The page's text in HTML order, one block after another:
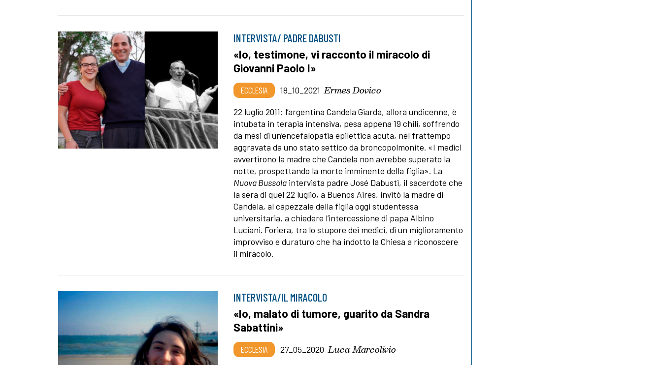
INTERVISTA/ PADRE DABUSTI
«Io, testimone, vi racconto il miracolo di
Giovanni Paolo I»
ECCLESIA 18_10_2021 Ermes Dovico
22 luglio 2011: l’argentina Candela Giarda, allora undicenne, è
intubata in terapia intensiva, pesa appena 19 chili, soffrendo
da mesi di un’encefalopatia epilettica acuta, nel frattempo
aggravata da uno stato settico da broncopolmonite. «I medici
avvertirono la madre che Candela non avrebbe superato la
notte, prospettando la morte imminente della figlia». La
Nuova Bussola intervista padre José Dabusti, il sacerdote che
la sera di quel 22 luglio, a Buenos Aires, invitò la madre di
Candela, al capezzale della figlia oggi studentessa
universitaria, a chiedere l’intercessione di papa Albino
Luciani. Foriera, tra lo stupore dei medici, di un miglioramento
improvviso e duraturo che ha indotto la Chiesa a riconoscere
il miracolo.
INTERVISTA/IL MIRACOLO
«Io, malato di tumore, guarito da Sandra
Sabattini»
ECCLESIA 27_05_2020 Luca Marcolivio